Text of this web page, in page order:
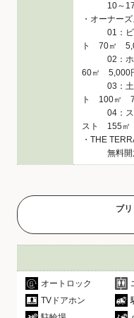
10～17時
・オーナー
01：ビュ
ト 70㎡
02：ホワ
60㎡ 5,000
03：土間
ト 100㎡
04：スー
スト 155㎡
・THE
無料開
ブ
オートロック
TVドアホン